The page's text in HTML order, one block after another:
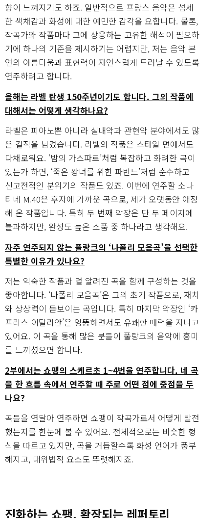
향이 느껴지기도 하죠. 일반적으로 프랑스 음악은 섬세
한 색채감과 화성에 대한 예민한 감각을 요합니다. 물론,
작곡가와 작품마다 그에 상응하는 고유한 해석이 필요하
기에 하나의 기준을 제시하기는 어렵지만, 저는 음악 본
연의 아름다움과 표현력이 자연스럽게 드러날 수 있도록
연주하려고 합니다.
올해는 라벨 탄생 150주년이기도 합니다. 그의 작품에
대해서는 어떻게 생각하나요?
라벨은 피아노뿐 아니라 실내악과 관현악 분야에서도 많
은 걸작을 남겼습니다. 라벨의 작품은 스타일 면에서도
다채로워요. ‘밤의 가스파르’처럼 복잡하고 화려한 곡이
있는가 하면, ‘죽은 왕녀를 위한 파반느’처럼 순수하고
신고전적인 분위기의 작품도 있죠. 이번에 연주할 소나
티네 M.40은 후자에 가까운 곡으로, 제가 오랫동안 애정
해 온 작품입니다. 특히 두 번째 악장은 단 두 페이지에
불과하지만, 완성도 높은 소품 중 하나라고 생각해요.
자주 연주되지 않는 풀랑크의 ‘나폴리 모음곡’을 선택한
특별한 이유가 있나요?
저는 익숙한 작품과 덜 알려진 곡을 함께 구성하는 것을
좋아합니다. ‘나폴리 모음곡’은 그의 초기 작품으로, 재치
와 상상력이 돋보이는 곡입니다. 특히 마지막 악장인 ‘카
프리스 이탈리안’은 엉뚱하면서도 유쾌한 매력을 지니고
있어요. 이 곡을 통해 많은 분들이 풀랑크의 음악에 흥미
를 느끼셨으면 합니다.
2부에서는 쇼팽의 스케르초 1~4번을 연주합니다. 네 곡
을 한 흐름 속에서 연주할 때 주로 어떤 점에 중점을 두
나요?
곡들을 연달아 연주하면 쇼팽이 작곡가로서 어떻게 발전
했는지를 한눈에 볼 수 있어요. 전체적으로는 비슷한 형
식을 따르고 있지만, 곡을 거듭할수록 화성 언어가 풍부
해지고, 대위법적 요소도 뚜렷해지죠.
진화하는 쇼팽, 확장되는 레퍼토리